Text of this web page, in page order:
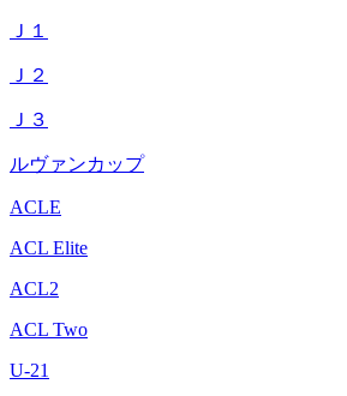
Ｊ１
Ｊ２
Ｊ３
ルヴァンカップ
ACLE
ACL Elite
ACL2
ACL Two
U-21